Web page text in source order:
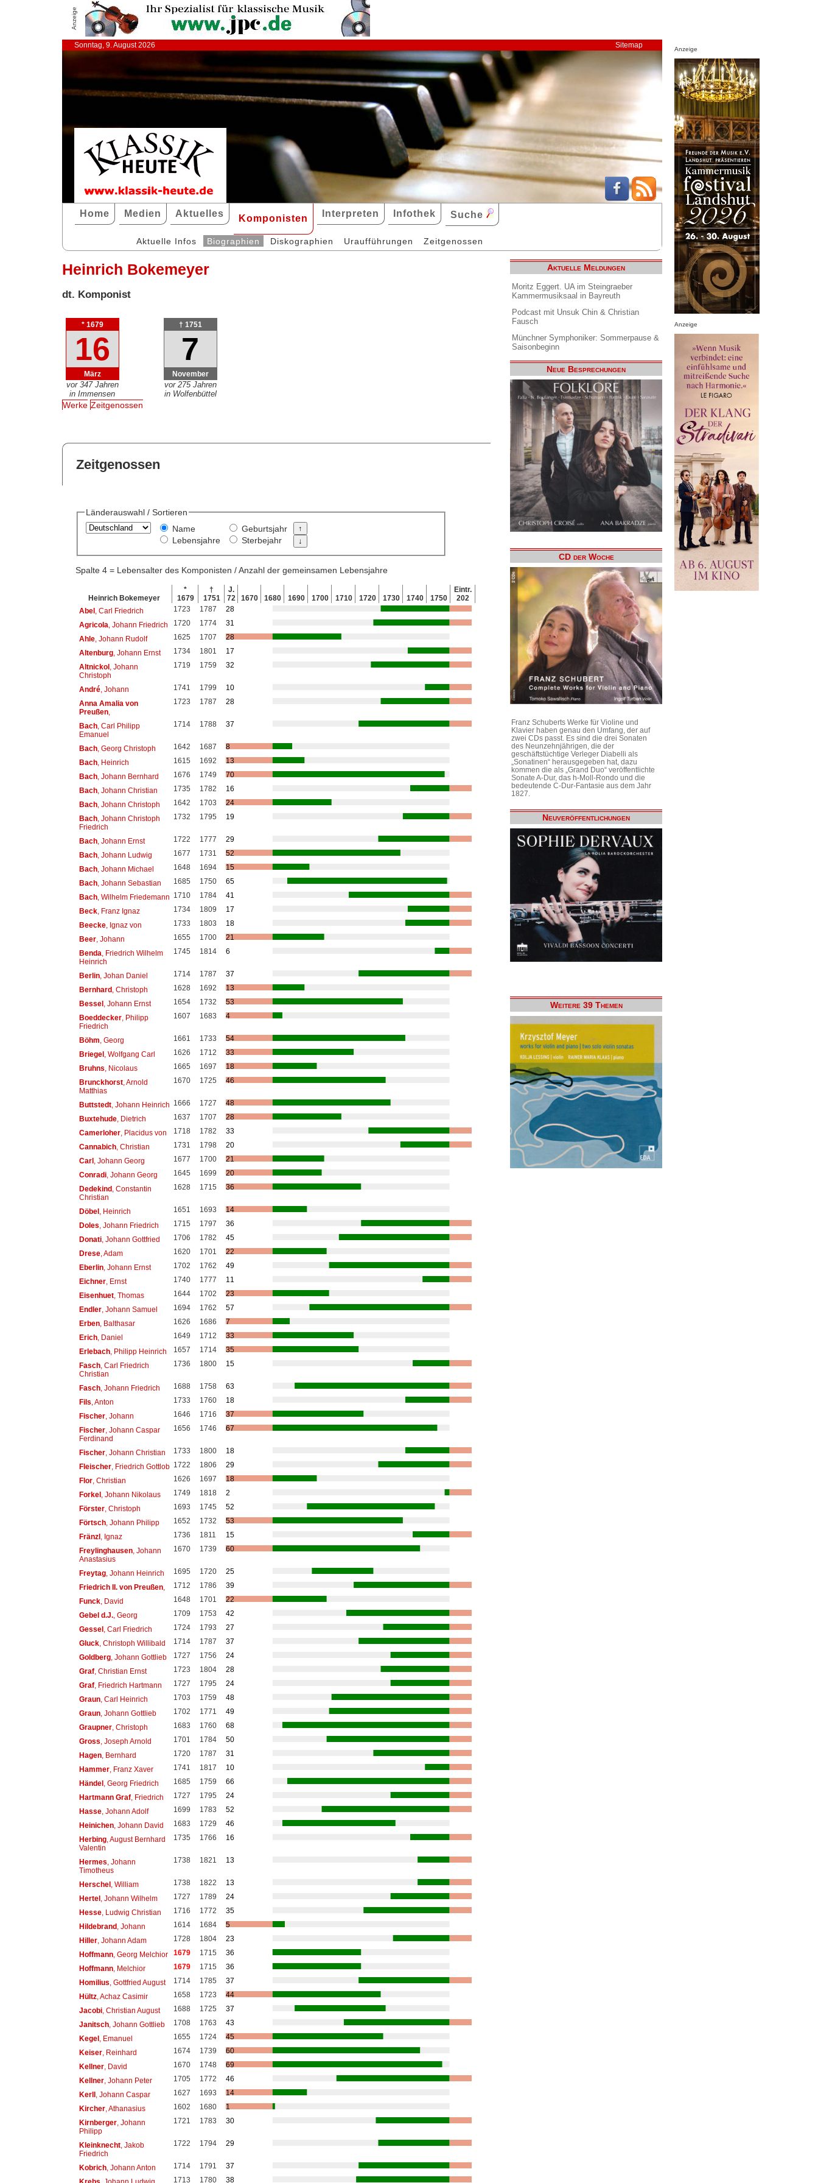
Anzeige
Sonntag, 9. August 2026 Sitemap
Home Medien Aktuelles Komponisten Interpreten Infothek Suche
Aktuelle Infos Biographien Diskographien Uraufführungen Zeitgenossen
Heinrich Bokemeyer
dt. Komponist
* 1679
16
März
vor 347 Jahren
in Immensen
† 1751
7
November
vor 275 Jahren
in Wolfenbüttel
Werke Zeitgenossen
Zeitgenossen
Länderauswahl / Sortieren
Name
Lebensjahre
Geburtsjahr
Sterbejahr
Spalte 4 = Lebensalter des Komponisten / Anzahl der gemeinsamen Lebensjahre
Heinrich Bokemeyer
*
1679
†
1751
J.
72
1670 1680 1690 1700 1710 1720 1730 1740 1750
Eintr.
202
Abel, Carl Friedrich 1723 1787
28
Agricola , Johann Friedrich 1720 1774
31
Ahle, Johann Rudolf 1625 1707
28
Altenburg, Johann Ernst 1734 1801
17
Altnickol, Johann
Christoph
1719 1759 32
André, Johann 1741 1799
10
Anna Amalia von
Preußen,
1723 1787 28
Bach, Carl Philipp
Emanuel
1714 1788 37
Bach, Georg Christoph 1642 1687
8
Bach, Heinrich 1615 1692
13
Bach, Johann Bernhard 1676 1749
70
Bach, Johann Christian 1735 1782
16
Bach, Johann Christoph 1642 1703
24
Bach, Johann Christoph
Friedrich
1732 1795 19
Bach, Johann Ernst 1722 1777
29
Bach, Johann Ludwig 1677 1731
52
Bach, Johann Michael 1648 1694
15
Bach, Johann Sebastian 1685 1750
65
Bach, Wilhelm Friedemann 1710 1784
41
Beck, Franz Ignaz 1734 1809
17
Beecke, Ignaz von 1733 1803
18
Beer, Johann 1655 1700
21
Benda , Friedrich Wilhelm
Heinrich
1745 1814 6
Berlin, Johan Daniel 1714 1787
37
Bernhard, Christoph 1628 1692
13
Bessel, Johann Ernst 1654 1732
53
Boeddecker, Philipp
Friedrich
1607 1683 4
Böhm , Georg 1661 1733
54
Briegel, Wolfgang Carl 1626 1712
33
Bruhns , Nicolaus 1665 1697
18
Brunckhorst, Arnold
Matthias
1670 1725 46
Buttstedt, Johann Heinrich 1666 1727
48
Buxtehude, Dietrich 1637 1707
28
Camerloher, Placidus von 1718 1782
33
Cannabich, Christian 1731 1798
20
Carl, Johann Georg 1677 1700
21
Conradi, Johann Georg 1645 1699
20
Dedekind, Constantin
Christian
1628 1715 36
Döbel, Heinrich 1651 1693
14
Doles , Johann Friedrich 1715 1797
36
Donati, Johann Gottfried 1706 1782
45
Drese, Adam 1620 1701
22
Eberlin, Johann Ernst 1702 1762
49
Eichner, Ernst 1740 1777
11
Eisenhuet, Thomas 1644 1702
23
Endler, Johann Samuel 1694 1762
57
Erben, Balthasar 1626 1686
7
Erich, Daniel 1649 1712
33
Erlebach, Philipp Heinrich 1657 1714
35
Fasch, Carl Friedrich
Christian
1736 1800 15
Fasch, Johann Friedrich 1688 1758
63
Fils , Anton 1733 1760
18
Fischer, Johann 1646 1716
37
Fischer, Johann Caspar
Ferdinand
1656 1746 67
Fischer, Johann Christian 1733 1800
18
Fleischer, Friedrich Gottlob 1722 1806
29
Flor, Christian 1626 1697
18
Forkel, Johann Nikolaus 1749 1818
2
Förster, Christoph 1693 1745
52
Förtsch, Johann Philipp 1652 1732
53
Fränzl, Ignaz 1736 1811
15
Freylinghausen, Johann
Anastasius
1670 1739 60
Freytag, Johann Heinrich 1695 1720
25
Friedrich II. von Preußen, 1712 1786
39
Funck, David 1648 1701
22
Gebel d.J., Georg 1709 1753
42
Gessel, Carl Friedrich 1724 1793
27
Gluck, Christoph Willibald 1714 1787
37
Goldberg, Johann Gottlieb 1727 1756
24
Graf, Christian Ernst 1723 1804
28
Graf, Friedrich Hartmann 1727 1795
24
Graun, Carl Heinrich 1703 1759
48
Graun, Johann Gottlieb 1702 1771
49
Graupner, Christoph 1683 1760
68
Gross , Joseph Arnold 1701 1784
50
Hagen, Bernhard 1720 1787
31
Hammer, Franz Xaver 1741 1817
10
Händel, Georg Friedrich 1685 1759
66
Hartmann Graf, Friedrich 1727 1795
24
Hasse, Johann Adolf 1699 1783
52
Heinichen, Johann David 1683 1729
46
Herbing, August Bernhard
Valentin
1735 1766 16
Hermes , Johann
Timotheus
1738 1821 13
Herschel, William 1738 1822
13
Hertel, Johann Wilhelm 1727 1789
24
Hesse, Ludwig Christian 1716 1772
35
Hildebrand, Johann 1614 1684
5
Hiller, Johann Adam 1728 1804
23
Hoffmann, Georg Melchior 1679 1715
36
Hoffmann, Melchior 1679 1715
36
Homilius , Gottfried August 1714 1785
37
Hültz, Achaz Casimir 1658 1723
44
Jacobi, Christian August 1688 1725
37
Janitsch, Johann Gottlieb 1708 1763
43
Kegel, Emanuel 1655 1724
45
Keiser, Reinhard 1674 1739
60
Kellner, David 1670 1748
69
Kellner, Johann Peter 1705 1772
46
Kerll, Johann Caspar 1627 1693
14
Kircher, Athanasius 1602 1680
1
Kirnberger, Johann
Philipp
1721 1783 30
Kleinknecht, Jakob
Friedrich
1722 1794 29
Kobrich, Johann Anton 1714 1791
37
1713 1780 38
Aktuelle Meldungen
Moritz Eggert. UA im Steingraeber
Kammermusiksaal in Bayreuth
Podcast mit Unsuk Chin & Christian
Fausch
Münchner Symphoniker: Sommerpause &
Saisonbeginn
Neue Besprechungen
CD der Woche
Franz Schuberts Werke für Violine und
Klavier haben genau den Umfang, der auf
zwei CDs passt. Es sind die drei Sonaten
des Neunzehnjährigen, die der
geschäftstüchtige Verleger Diabelli als
„Sonatinen“ herausgegeben hat, dazu
kommen die als „Grand Duo“ veröffentlichte
Sonate A-Dur, das h-Moll-Rondo und die
bedeutende C-Dur-Fantasie aus dem Jahr
1827.
Neuveröffentlichungen
Weitere 39 Themen
Anzeige
Anzeige